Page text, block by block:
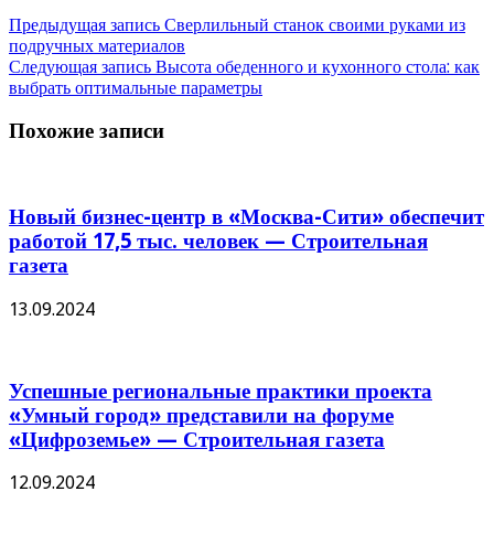
Предыдущая запись Сверлильный станок своими руками из
подручных материалов
Следующая запись Высота обеденного и кухонного стола: как
выбрать оптимальные параметры
Похожие записи
Новый бизнес-центр в «Москва-Сити» обеспечит
работой 17,5 тыс. человек — Строительная
газета
13.09.2024
Успешные региональные практики проекта
«Умный город» представили на форуме
«Цифроземье» — Строительная газета
12.09.2024